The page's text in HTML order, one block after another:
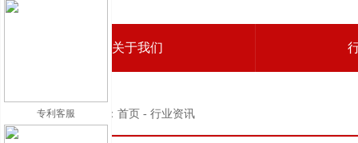
关于我们
当前位置：首页 - 行业资讯
专利客服